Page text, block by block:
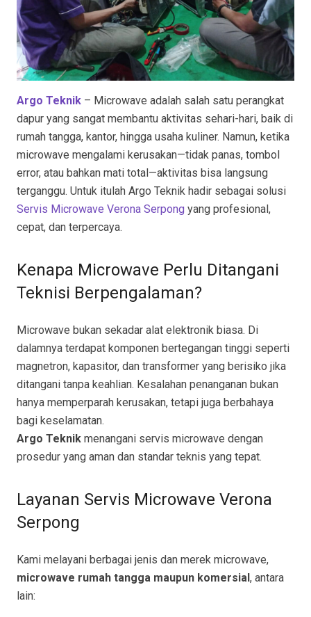
Argo Teknik – Microwave adalah salah satu perangkat
dapur yang sangat membantu aktivitas sehari-hari, baik di
rumah tangga, kantor, hingga usaha kuliner. Namun, ketika
microwave mengalami kerusakan—tidak panas, tombol
error, atau bahkan mati total—aktivitas bisa langsung
terganggu. Untuk itulah Argo Teknik hadir sebagai solusi
Servis Microwave Verona Serpong yang profesional,
cepat, dan terpercaya.
Kenapa Microwave Perlu Ditangani
Teknisi Berpengalaman?
Microwave bukan sekadar alat elektronik biasa. Di
dalamnya terdapat komponen bertegangan tinggi seperti
magnetron, kapasitor, dan transformer yang berisiko jika
ditangani tanpa keahlian. Kesalahan penanganan bukan
hanya memperparah kerusakan, tetapi juga berbahaya
bagi keselamatan.
Argo Teknik menangani servis microwave dengan
prosedur yang aman dan standar teknis yang tepat.
Layanan Servis Microwave Verona
Serpong
Kami melayani berbagai jenis dan merek microwave,
microwave rumah tangga maupun komersial, antara
lain: